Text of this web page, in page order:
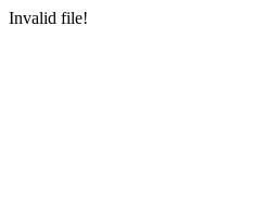
Invalid file!